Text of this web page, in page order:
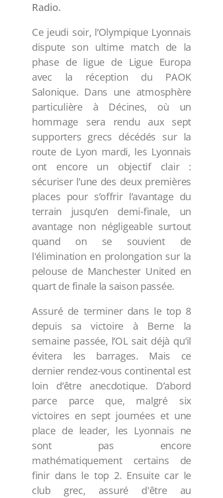
Radio.
Ce jeudi soir, l’Olympique Lyonnais
dispute son ultime match de la
phase de ligue de Ligue Europa
avec la réception du PAOK
Salonique. Dans une atmosphère
particulière à Décines, où un
hommage sera rendu aux sept
supporters grecs décédés sur la
route de Lyon mardi, les Lyonnais
ont encore un objectif clair :
sécuriser l’une des deux premières
places pour s’offrir l’avantage du
terrain jusqu’en demi-finale, un
avantage non négligeable surtout
quand on se souvient de
l'élimination en prolongation sur la
pelouse de Manchester United en
quart de finale la saison passée.
Assuré de terminer dans le top 8
depuis sa victoire à Berne la
semaine passée, l’OL sait déjà qu’il
évitera les barrages. Mais ce
dernier rendez-vous continental est
loin d’être anecdotique. D’abord
parce parce que, malgré six
victoires en sept journées et une
place de leader, les Lyonnais ne
sont pas encore
mathématiquement certains de
finir dans le top 2. Ensuite car le
club grec, assuré d'être au